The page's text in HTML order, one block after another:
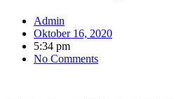
Admin
Oktober 16, 2020
5:34 pm
No Comments